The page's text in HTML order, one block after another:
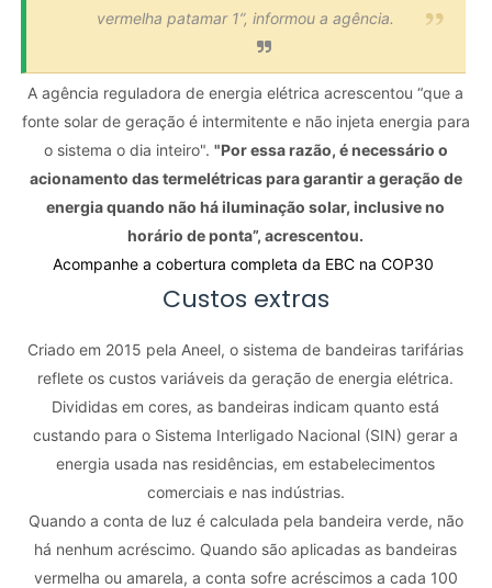
vermelha patamar 1”, informou a agência.
A agência reguladora de energia elétrica acrescentou “que a
fonte solar de geração é intermitente e não injeta energia para
o sistema o dia inteiro". "Por essa razão, é necessário o
acionamento das termelétricas para garantir a geração de
energia quando não há iluminação solar, inclusive no
horário de ponta”, acrescentou.
Acompanhe a cobertura completa da EBC na COP30
Custos extras
Criado em 2015 pela Aneel, o sistema de bandeiras tarifárias
reflete os custos variáveis da geração de energia elétrica.
Divididas em cores, as bandeiras indicam quanto está
custando para o Sistema Interligado Nacional (SIN) gerar a
energia usada nas residências, em estabelecimentos
comerciais e nas indústrias.
Quando a conta de luz é calculada pela bandeira verde, não
há nenhum acréscimo. Quando são aplicadas as bandeiras
vermelha ou amarela, a conta sofre acréscimos a cada 100